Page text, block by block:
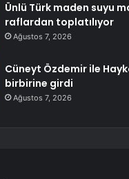
Ünlü Türk maden suyu
raflardan toplatılıyor
Ağustos 7, 2026
Cüneyt Özdemir ile
birbirine girdi
Ağustos 7, 2026